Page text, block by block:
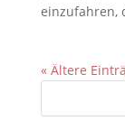
einzufahren,
« Ältere